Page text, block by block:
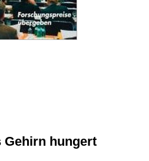
Gehirn hungert